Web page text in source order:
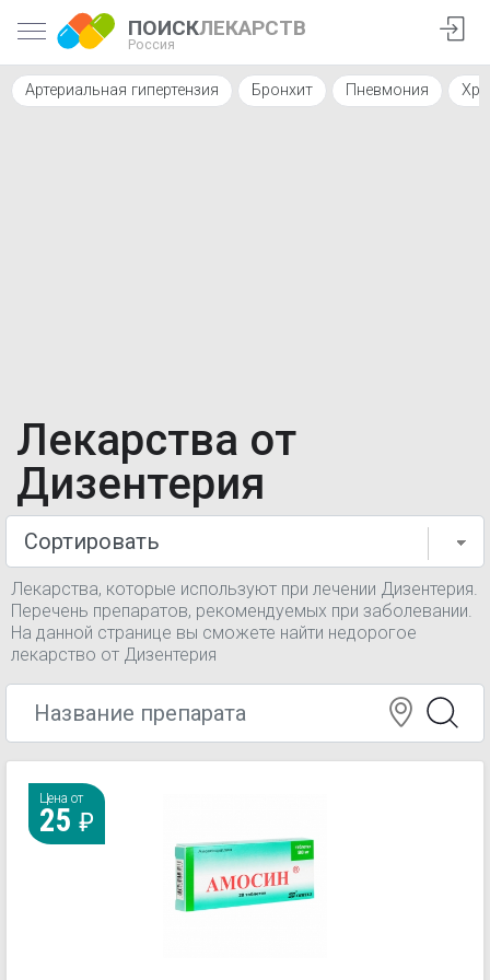
ПОИСКЛЕКАРСТВ
Россия
Артериальная гипертензия Бронхит Пневмония
Лекарства от
Дизентерия
Лекарства, которые используют при лечении Дизентерия.
Перечень препаратов, рекомендуемых при заболевании.
На данной странице вы сможете найти недорогое
лекарство от Дизентерия
Цена от
25